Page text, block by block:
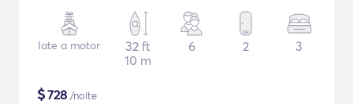
Iate a motor
32 ft
10 m
6 2 3
$728 /noite